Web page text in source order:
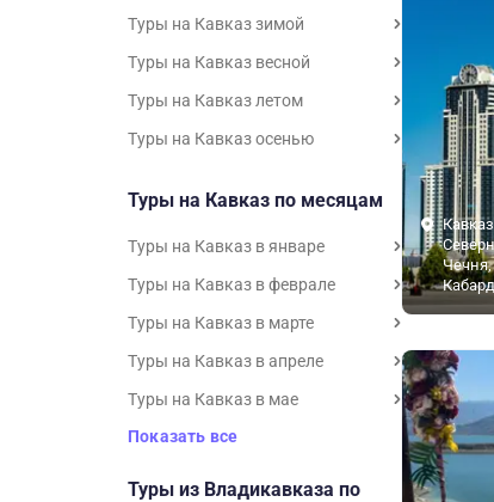
Туры на Кавказ зимой
Туры на Кавказ весной
Туры на Кавказ летом
Туры на Кавказ осенью
Туры на Кавказ по месяцам
Туры на Кавказ в январе
Туры на Кавказ в феврале
Туры на Кавказ в марте
Туры на Кавказ в апреле
Туры на Кавказ в мае
Показать все
Туры из Владикавказа по
Чечня,